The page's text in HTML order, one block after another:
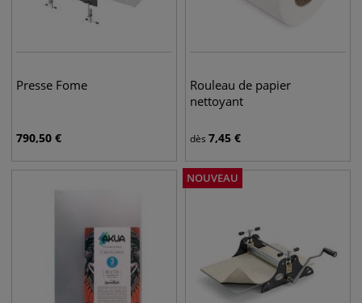
Presse Fome
790,50 €
Rouleau de papier
nettoyant
dès 7,45 €
NOUVEAU